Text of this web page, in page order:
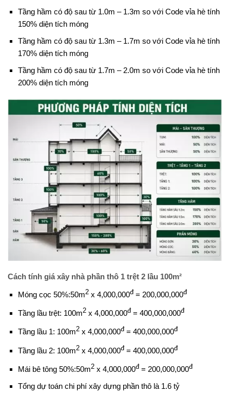
Tầng hầm có độ sau từ 1.0m – 1.3m so với Code vỉa hè tính
150% diện tích móng
Tầng hầm có độ sau từ 1.3m – 1.7m so với Code vỉa hè tính
170% diện tích móng
Tầng hầm có độ sau từ 1.7m – 2.0m so với Code vỉa hè tính
200% diện tích móng
Cách tính giá xây nhà phần thô 1 trệt 2 lầu 100m²
Móng cọc 50%:50m2x 4,000,000đ= 200,000,000đ
Tầng lầu trệt: 100m2x 4,000,000đ= 400,000,000đ
Tầng lầu 1: 100m2x 4,000,000đ= 400,000,000đ
Tầng lầu 2: 100m2x 4,000,000đ= 400,000,000đ
Mái bê tông 50%:50m2x 4,000,000đ= 200,000,000đ
Tổng dự toán chi phí xây dựng phần thô là 1.6 tỷ